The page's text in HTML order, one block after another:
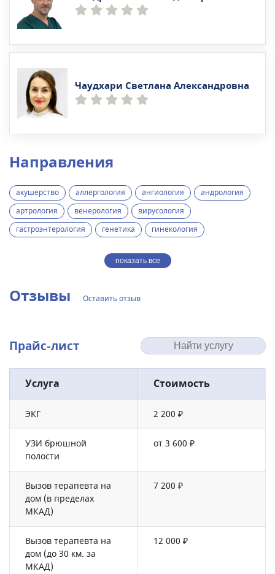
Чаудхари Светлана Александровна
Направления
акушерство аллергология ангиология
андрология
артрология
венерология
вирусология
гастроэнтерология
генетика гинекология
показать все
Отзывы Оставить отзыв
Прайс-лист
Услуга Стоимость
ЭКГ 2 200 ₽
УЗИ брюшной
полости
от 3 600 ₽
Вызов терапевта на
дом (в пределах
МКАД)
7 200 ₽
Вызов терапевта на
дом (до 30 км. за
МКАД)
12 000 ₽